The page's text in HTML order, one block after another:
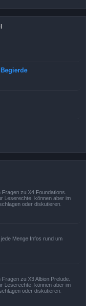
zu X4 Foundations.
Leserechte, können aber im
oder diskutieren.
Menge Infos rund um
zu X3 Albion Prelude.
Leserechte, können aber im
oder diskutieren.